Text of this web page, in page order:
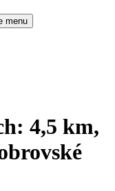
menu
4,5 km,